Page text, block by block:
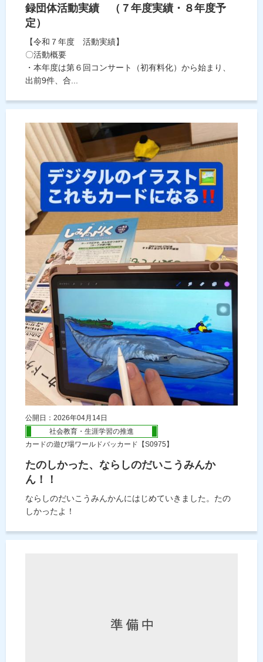
録団体活動実績 （７年度実績・８年度予
定）
【令和７年度 活動実績】
〇活動概要
・本年度は第６回コンサート（初有料化）から始まり、
出前9件、合...
公開日：2026年04月14日
社会教育・生涯学習の推進
カードの遊び場ワールドバッカード【S0975】
たのしかった、ならしのだいこうみんか
ん！！
ならしのだいこうみんかんにはじめていきました。たの
しかったよ！